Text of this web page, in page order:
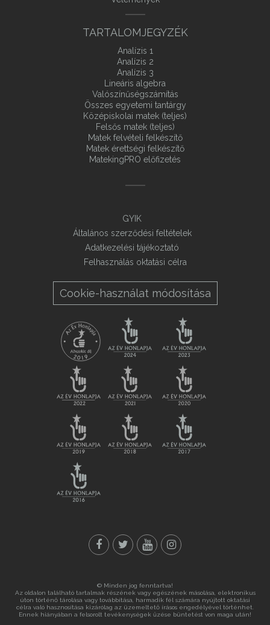
TARTALOMJEGYZÉK
Analízis 1
Analízis 2
Analízis 3
Lineáris algebra
Valószínűségszámítás
Összes egyetemi tantárgy
Középiskolai matek (teljes)
Felsős matek (teljes)
Matek felvételi felkészítő
Matek érettségi felkészítő
MatekingPRO előfizetés
GYIK
Általános szerződési feltételek
Adatkezelési tájékoztató
Felhasználás oktatási célra
Cookie-használat módosítása
© Minden jog fenntartva!
Az oldalon található tartalmak részének vagy egészének másolása, elektronikus
úton történő tárolása vagy továbbítása, harmadik fél számára nyújtott oktatási
célra való hasznosítása kizárólag az üzemeltető írásos engedélyével történhet.
Ennek hiányában a felsorolt tevékenységek űzése büntetést von maga után!